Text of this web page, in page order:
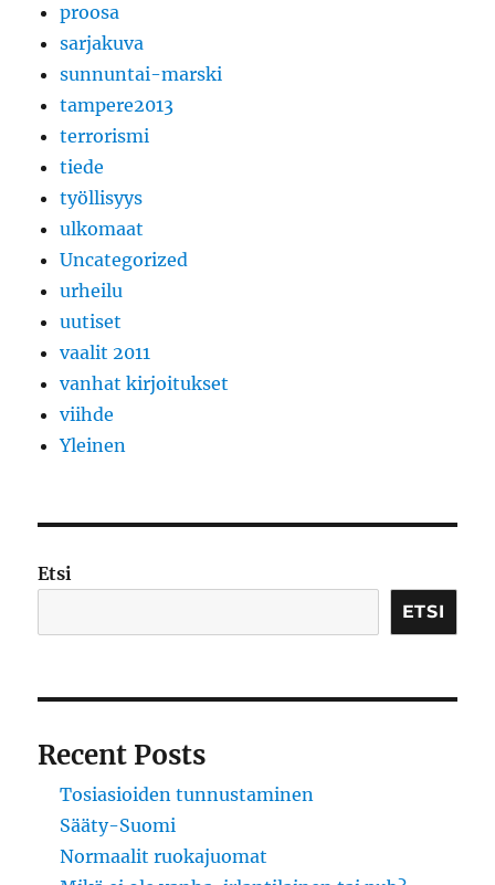
proosa
sarjakuva
sunnuntai-marski
tampere2013
terrorismi
tiede
työllisyys
ulkomaat
Uncategorized
urheilu
uutiset
vaalit 2011
vanhat kirjoitukset
viihde
Yleinen
Etsi
ETSI
Recent Posts
Tosiasioiden tunnustaminen
Sääty-Suomi
Normaalit ruokajuomat